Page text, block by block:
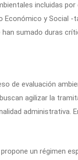
incluidas
Económico y Social
sumado duras
de evaluación
agilizar la
administrativa.
un régimen